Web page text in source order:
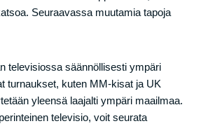
Seuraavassa muutamia tapoja
televisiossa säännöllisesti ympäri
turnaukset, kuten MM-kisat ja UK
yleensä laajalti ympäri maailmaa.
televisio, voit seurata